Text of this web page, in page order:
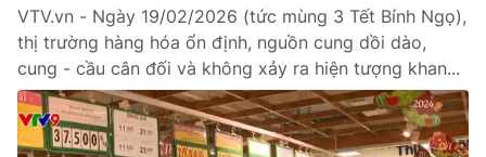
VTV.vn - Ngày 19/02/2026 (tức mùng 3 Tết Bính Ngọ),
thị trường hàng hóa ổn định, nguồn cung dồi dào,
cung - cầu cân đối và không xảy ra hiện tượng khan...